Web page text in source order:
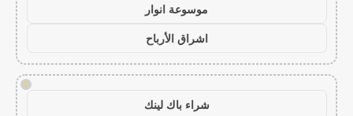
موسوعة انوار
اشراق الأرباح
!
شراء باك لينك